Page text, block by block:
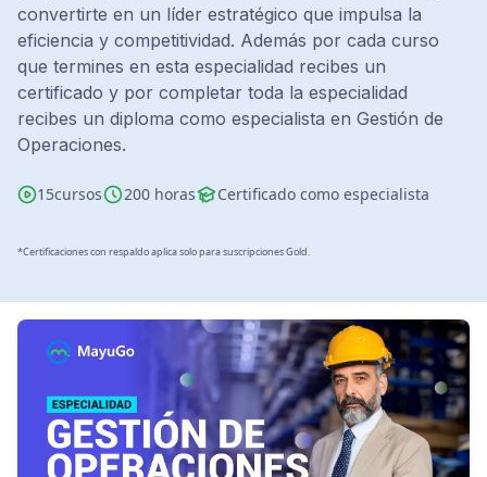
Gestión Industrial
Ingeniería de Procesos
Desarrollo Profesional
Ingeniería Civil
convertirte en un líder estratégico que impulsa la
eficiencia y competitividad. Además por cada curso
que termines en esta especialidad recibes un
certificado y por completar toda la especialidad
recibes un diploma como especialista en Gestión de
Operaciones.
15cursos 200 horas Certificado como especialista
*Certificaciones con respaldo aplica solo para suscripciones Gold.